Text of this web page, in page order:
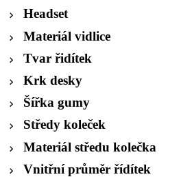
Headset
Materiál vidlice
Tvar řidítek
Krk desky
Šířka gumy
Středy koleček
Materiál středu kolečka
Vnitřní průměr řídítek